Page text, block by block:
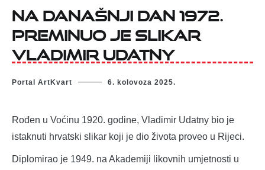
Na današnji dan 1972.
preminuo je slikar
Vladimir Udatny
Portal ArtKvart 6. kolovoza 2025.
Rođen u Voćinu 1920. godine, Vladimir Udatny bio je
istaknuti hrvatski slikar koji je dio života proveo u Rijeci.
Diplomirao je 1949. na Akademiji likovnih umjetnosti u